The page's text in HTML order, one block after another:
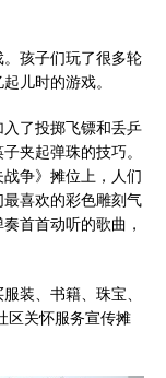
孩子们玩了很多轮
儿时的游戏。
了投掷飞镖和丢乒
夹起弹珠的技巧。
争》摊位上，人们
喜欢的彩色雕刻气
首首动听的歌曲，
装、书籍、珠宝、
区关怀服务宣传摊